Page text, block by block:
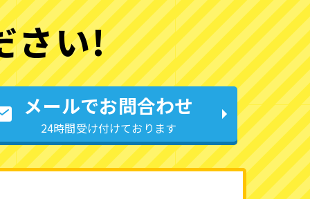
さい!
メールでお問合わせ
24時間受け付けております